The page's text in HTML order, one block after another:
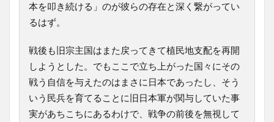
本を叩き続ける」のが彼らの存在と深く繋がってい
るはず。
戦後も旧宗主国はまた戻ってきて植民地支配を再開
しようとした。でもここで立ち上がった国々にその
戦う自信を与えたのはまさに日本であったし、そう
いう民兵を育てることに旧日本軍が関与していた事
実があちこちにあるわけで、戦争の前後を無視して